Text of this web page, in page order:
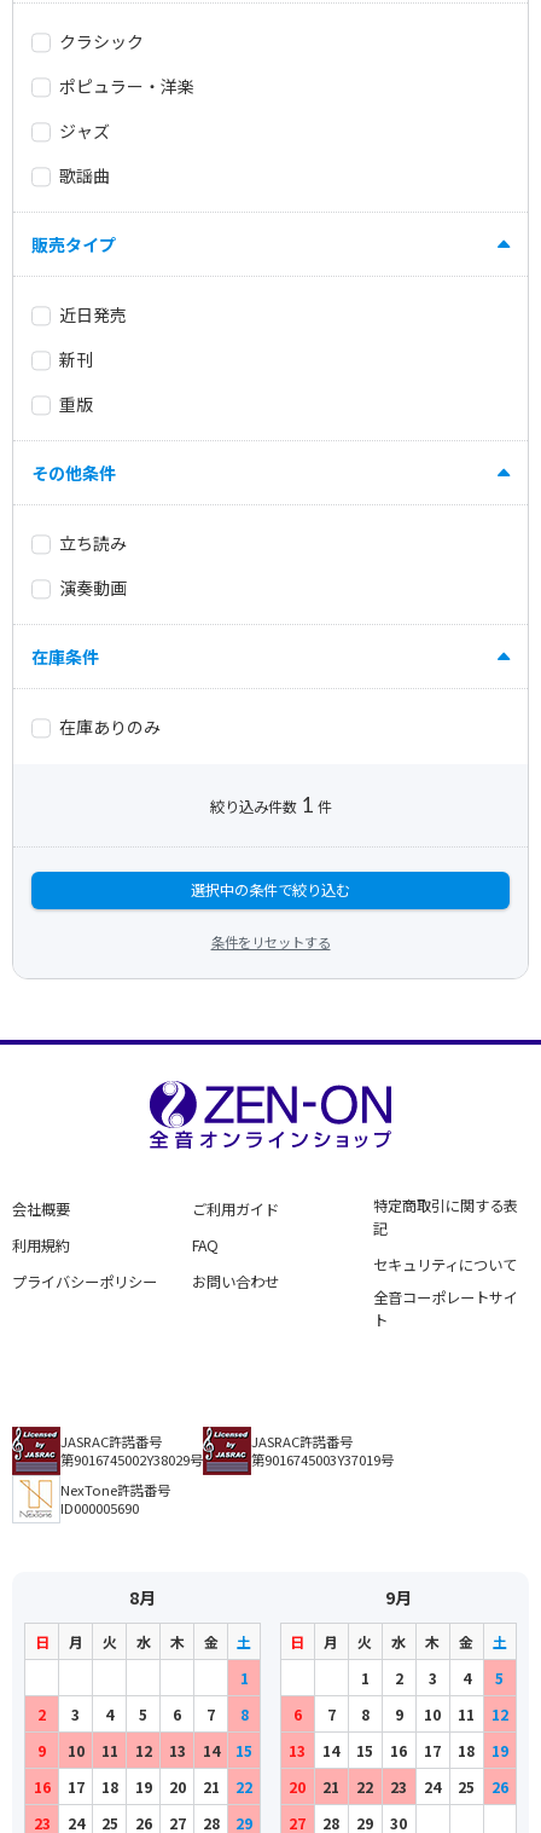
クラシック
ポピュラー・洋楽
ジャズ
歌謡曲
販売タイプ
近日発売
新刊
重版
その他条件
立ち読み
演奏動画
在庫条件
在庫ありのみ
絞り込み件数 1 件
選択中の条件で絞り込む
条件をリセットする
会社概要
利用規約
プライバシーポリシー
ご利用ガイド
FAQ
お問い合わせ
特定商取引に関する表
記
セキュリティについて
全音コーポレートサイ
ト
JASRAC許諾番号
第9016745002Y38029号
JASRAC許諾番号
第9016745003Y37019号
NexTone許諾番号
ID000005690
8月
日 月 火 水 木 金
土
1
2
3 4 5 6 7
8
9
10 11 12 13 14
15
16
17 18 19 20 21
22
23
24 25 26 27 28 29
9月
日 月 火 水 木 金
土
1
2 3 4
5
6
7 8 9 10 11
12
13
14 15 16 17 18
19
20
21 22 23 24 25
26
27
28 29 30